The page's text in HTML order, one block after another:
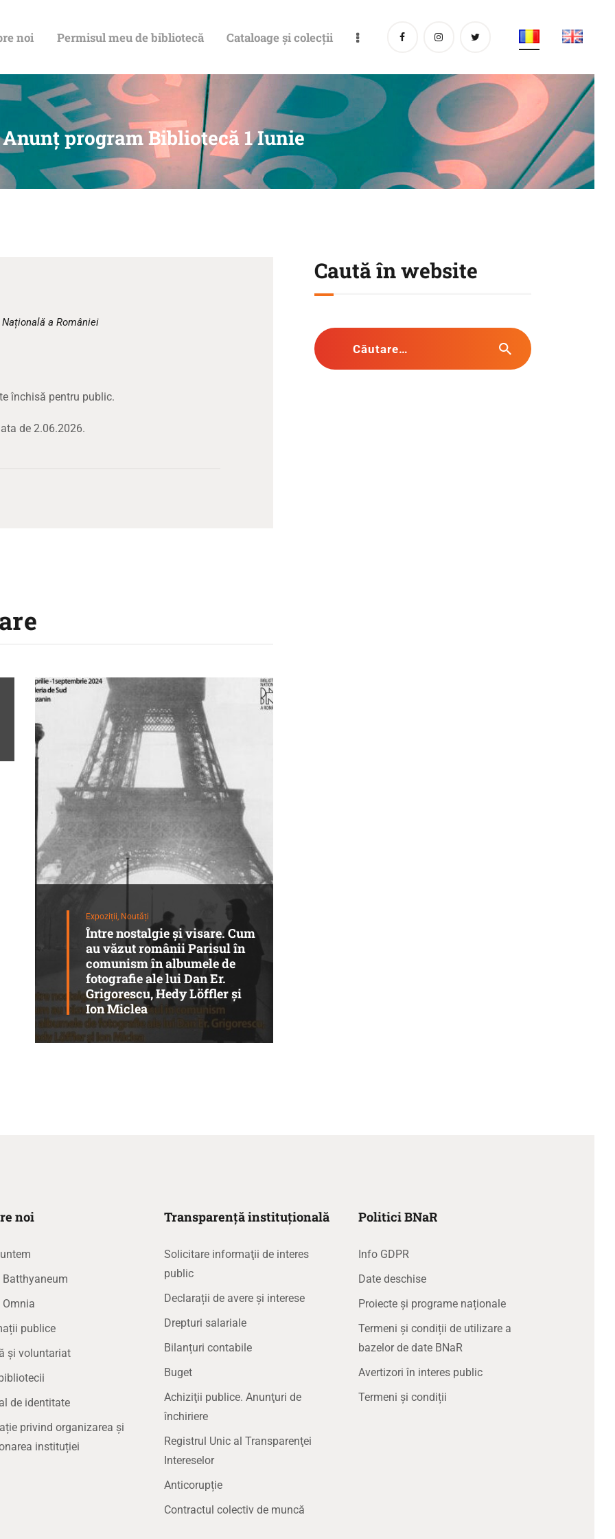
noi Permisul meu de bibliotecă Cataloage și colecții
Anunț program Bibliotecă 1 Iunie
DE BIBLIOTECĂ
CATALOAGE ȘI
COLECȚII
CULTURALE
NOUTĂȚI
a României
închisă pentru public.
de 2.06.2026.
Expoziții, Noutăți
Între nostalgie şi visare. Cum
au văzut românii Parisul în
comunism în albumele de
fotografie ale lui Dan Er.
Grigorescu, Hedy Löffler şi
Ion Miclea
Caută în website
noi
publice
și voluntariat
de identitate
privind organizarea și
instituției
Transparență instituțională
Solicitare informaţii de interes
public
Declarații de avere și interese
Drepturi salariale
Bilanțuri contabile
Buget
Achiziţii publice. Anunţuri de
închiriere
Registrul Unic al Transparenţei
Intereselor
Anticorupție
Contractul colectiv de muncă
Politici BNaR
Info GDPR
Date deschise
Proiecte și programe naționale
Termeni și condiții de utilizare a
bazelor de date BNaR
Avertizori în interes public
Termeni și condiții